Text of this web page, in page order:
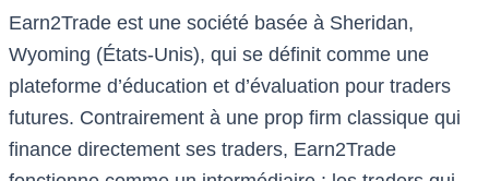
Earn2Trade est une société basée à Sheridan,
Wyoming (États-Unis), qui se définit comme une
plateforme d’éducation et d’évaluation pour traders
futures. Contrairement à une prop firm classique qui
finance directement ses traders, Earn2Trade